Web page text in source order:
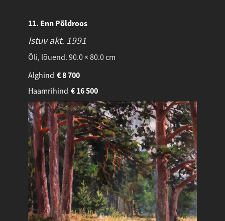
11. Enn Põldroos
Istuv akt. 1991
Õli, lõuend. 90.0 × 80.0 cm
Alghind
8 700
€
Haamrihind
16 500
€